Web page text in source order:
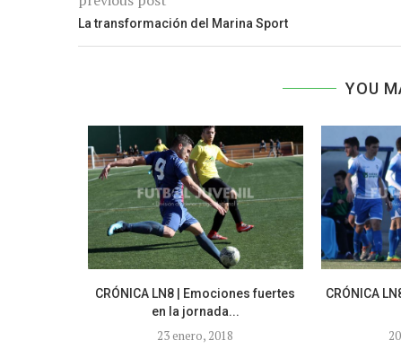
La transformación del Marina Sport
YOU
CRÓNICA LN8 | Emociones fuertes
en la jornada...
23 enero, 2018
CRÓNICA